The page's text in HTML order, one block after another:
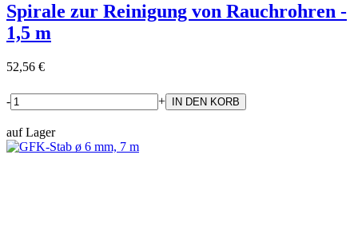
Spirale zur Reinigung von Rauchrohren -
1,5 m
52,56 €
- +
auf Lager